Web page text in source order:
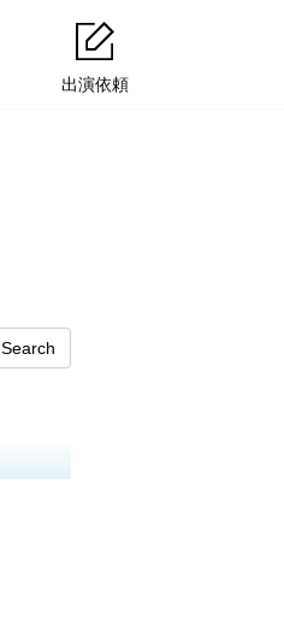
出演依頼
Search